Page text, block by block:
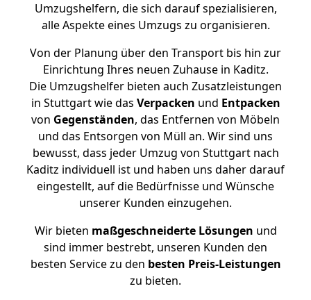
Umzugshelfern, die sich darauf spezialisieren,
alle Aspekte eines Umzugs zu organisieren.
Von der Planung über den Transport bis hin zur
Einrichtung Ihres neuen Zuhause in Kaditz.
Die Umzugshelfer bieten auch Zusatzleistungen
in Stuttgart wie das Verpacken und Entpacken
von Gegenständen, das Entfernen von Möbeln
und das Entsorgen von Müll an. Wir sind uns
bewusst, dass jeder Umzug von Stuttgart nach
Kaditz individuell ist und haben uns daher darauf
eingestellt, auf die Bedürfnisse und Wünsche
unserer Kunden einzugehen.
Wir bieten maßgeschneiderte Lösungen und
sind immer bestrebt, unseren Kunden den
besten Service zu den besten Preis-Leistungen
zu bieten.